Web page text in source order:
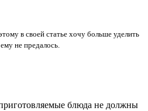
в своей статье хочу больше уделить
не предалось.
блюда не должны